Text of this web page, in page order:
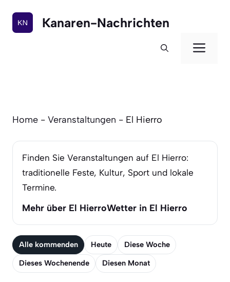
Inhalt
springen
Kanaren-Nachrichten
Home - Veranstaltungen - El Hierro
Finden Sie Veranstaltungen auf El Hierro:
traditionelle Feste, Kultur, Sport und lokale
Termine.
Mehr über El HierroWetter in El Hierro
Alle kommenden Heute Diese Woche
Dieses Wochenende Diesen Monat